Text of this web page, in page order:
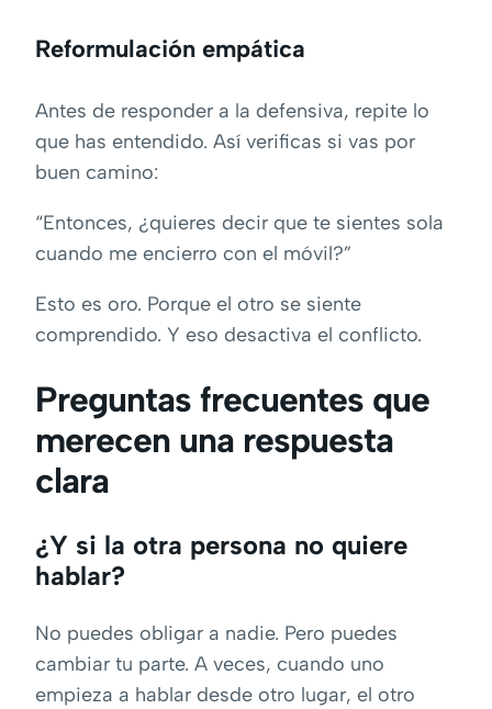
Reformulación empática
Antes de responder a la defensiva, repite lo
que has entendido. Así verificas si vas por
buen camino:
“Entonces, ¿quieres decir que te sientes sola
cuando me encierro con el móvil?”
Esto es oro. Porque el otro se siente
comprendido. Y eso desactiva el conflicto.
Preguntas frecuentes que
merecen una respuesta
clara
¿Y si la otra persona no quiere
hablar?
No puedes obligar a nadie. Pero puedes
cambiar tu parte. A veces, cuando uno
empieza a hablar desde otro lugar, el otro